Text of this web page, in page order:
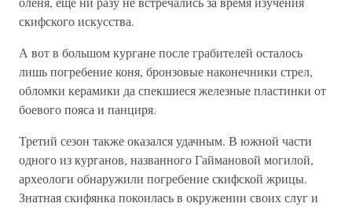
скифского искусства.
А вот в большом кургане после грабителей осталось
лишь погребение коня, бронзовые наконечники стрел,
обломки керамики да спекшиеся железные пластинки от
боевого пояса и панциря.
Третий сезон также оказался удачным. В южной части
одного из курганов, названного Гаймановой могилой,
археологи обнаружили погребение скифской жрицы.
Знатная скифянка покоилась в окружении своих слуг и